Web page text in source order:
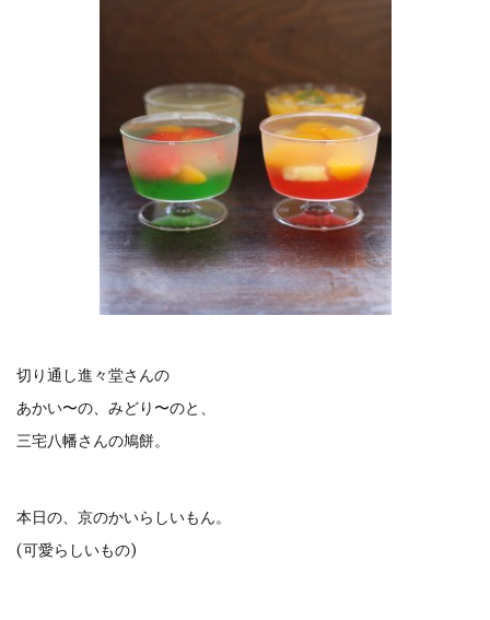
切り通し進々堂さんの
あかい〜の、みどり〜のと、
三宅八幡さんの鳩餅。
本日の、京のかいらしいもん。
(可愛らしいもの)